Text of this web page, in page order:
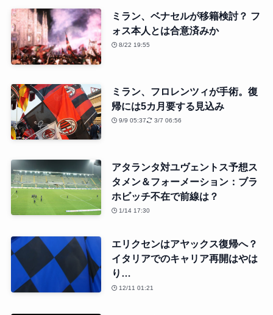
ミラン、ベナセルが移籍検討？ フ
ォス本人とは合意済みか
8/22 19:55
ミラン、フロレンツィが手術。復
帰には5カ月要する見込み
9/9 05:37 3/7 06:56
アタランタ対ユヴェントス予想ス
タメン＆フォーメーション：ブラ
ホビッチ不在で前線は？
1/14 17:30
エリクセンはアヤックス復帰へ？
イタリアでのキャリア再開はやは
り…
12/11 01:21